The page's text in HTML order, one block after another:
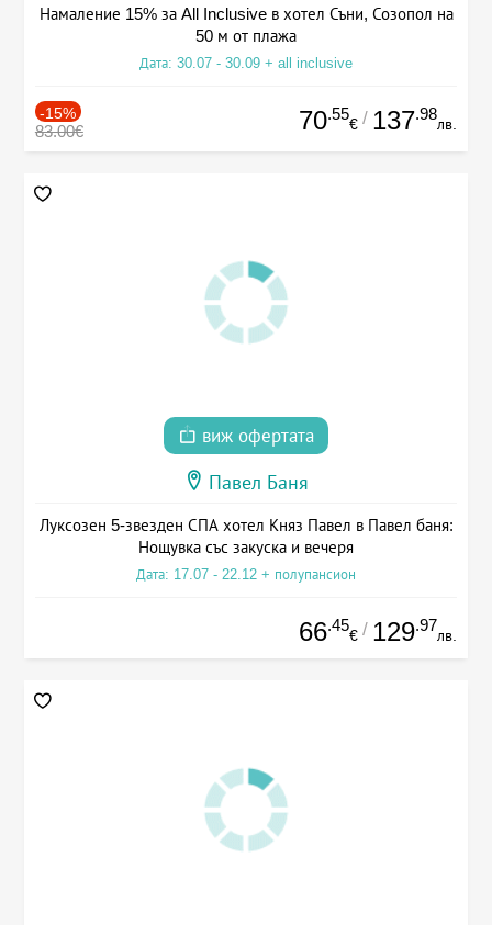
Намаление 15% за All Inclusive в хотел Съни, Созопол на
50 м от плажа
Дата: 30.07 - 30.09 + all inclusive
-15%
83.00€ 70.55
€ / 137.98
лв.
виж офертата
Павел Баня
Луксозен 5-звезден СПА хотел Княз Павел в Павел баня:
Нощувка със закуска и вечеря
Дата: 17.07 - 22.12 + полупансион
66.45
€ / 129.97
лв.